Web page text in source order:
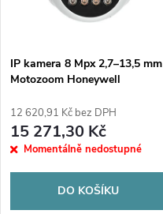
IP kamera 8 Mpx 2,7–13,5 mm
Motozoom Honeywell
12 620,91 Kč bez DPH
15 271,30 Kč
Momentálně nedostupné
DO KOŠÍKU